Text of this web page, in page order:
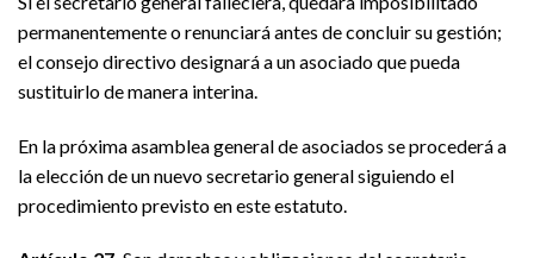
permanentemente o renunciará antes de concluir su gestión;
el consejo directivo designará a un asociado que pueda
sustituirlo de manera interina.
En la próxima asamblea general de asociados se procederá a
la elección de un nuevo secretario general siguiendo el
procedimiento previsto en este estatuto.